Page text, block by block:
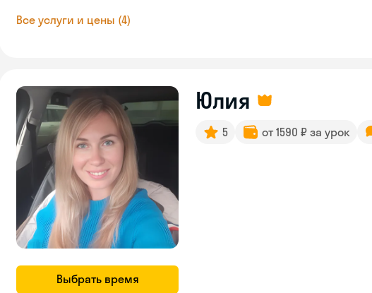
Все услуги и цены (4)
Выбрать время
Юлия
5 от 1590 ₽ за урок